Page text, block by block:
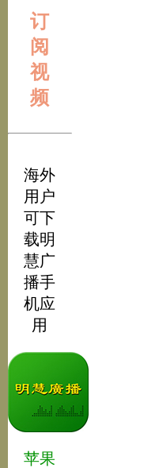
订
阅
视
频
海外
用户
可下
载明
慧广
播手
机应
用
苹果